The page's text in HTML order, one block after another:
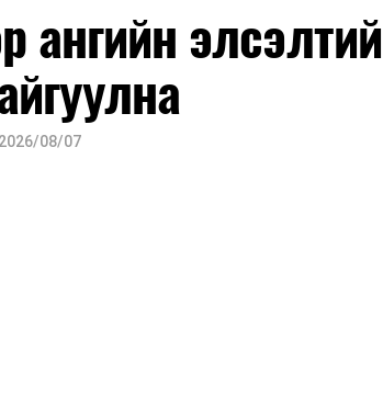
ангийн
2026/08/07